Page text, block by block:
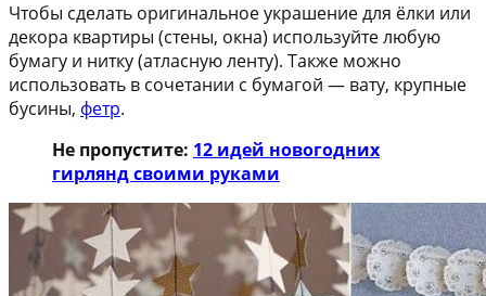
Чтобы сделать оригинальное украшение для ёлки или
декора квартиры (стены, окна) используйте любую
бумагу и нитку (атласную ленту). Также можно
использовать в сочетании с бумагой — вату, крупные
бусины, фетр.
Не пропустите: 12 идей новогодних
гирлянд своими руками